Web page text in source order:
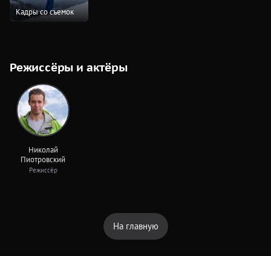
Кадры со съемок
Режиссёры и актёры
Николай
Пиотровский
Режиссёр
На главную